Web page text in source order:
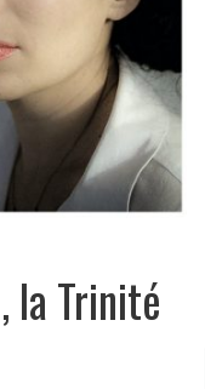
la Trinité